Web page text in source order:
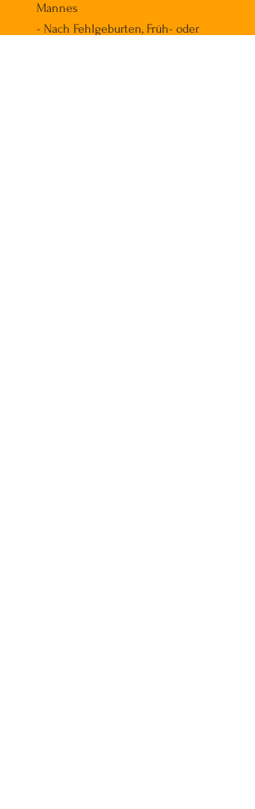
Mannes
- Nach Fehlgeburten, Früh- oder